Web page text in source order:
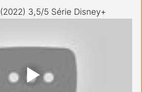
(2022) 3,5/5 Série Disney+